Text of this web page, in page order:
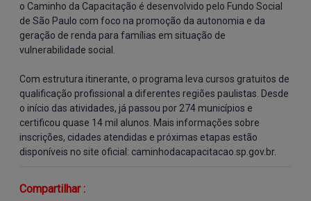
o Caminho da Capacitação é desenvolvido pelo Fundo Social
de São Paulo com foco na promoção da autonomia e da
geração de renda para famílias em situação de
vulnerabilidade social.
Com estrutura itinerante, o programa leva cursos gratuitos de
qualificação profissional a diferentes regiões paulistas. Desde
o início das atividades, já passou por 274 municípios e
certificou quase 14 mil alunos. Mais informações sobre
inscrições, cidades atendidas e próximas etapas estão
disponíveis no site oficial: caminhodacapacitacao.sp.gov.br.
Compartilhar :